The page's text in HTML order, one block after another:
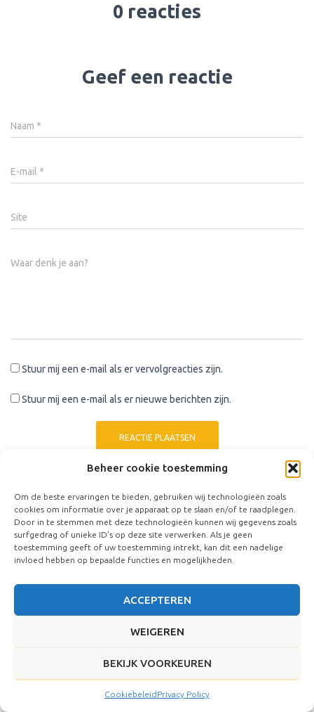
Beheer cookie toestemming
Om de beste ervaringen te bieden, gebruiken wij technologieën zoals
cookies om informatie over je apparaat op te slaan en/of te raadplegen.
Door in te stemmen met deze technologieën kunnen wij gegevens zoals
surfgedrag of unieke ID's op deze site verwerken. Als je geen
toestemming geeft of uw toestemming intrekt, kan dit een nadelige
invloed hebben op bepaalde functies en mogelijkheden.
ACCEPTEREN
WEIGEREN
BEKIJK VOORKEUREN
CookiebeleidPrivacy Policy
0 reacties
Geef een reactie
Naam *
E-mail *
Site
Waar denk je aan?
Stuur mij een e-mail als er vervolgreacties zijn.
Stuur mij een e-mail als er nieuwe berichten zijn.
Archieven
bibliotheek
bibliotheeklocatie
De Nieuwe Soberheid
Duinvallei Economie071 emotiepolitiek